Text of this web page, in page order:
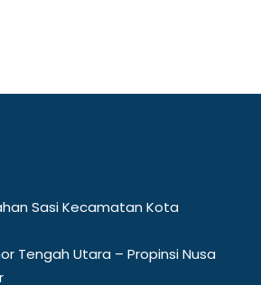
Sasi Kecamatan Kota
Tengah Utara – Propinsi Nusa